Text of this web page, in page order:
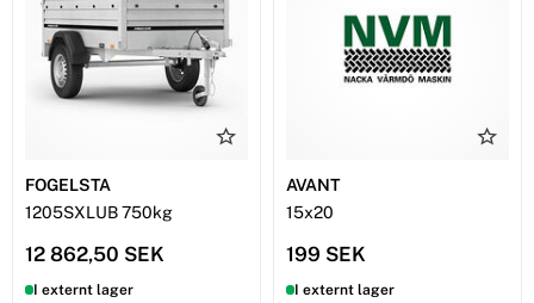
FOGELSTA
1205SXLUB 750kg
12 862,50 SEK
I externt lager
AVANT
15x20
199 SEK
I externt lager